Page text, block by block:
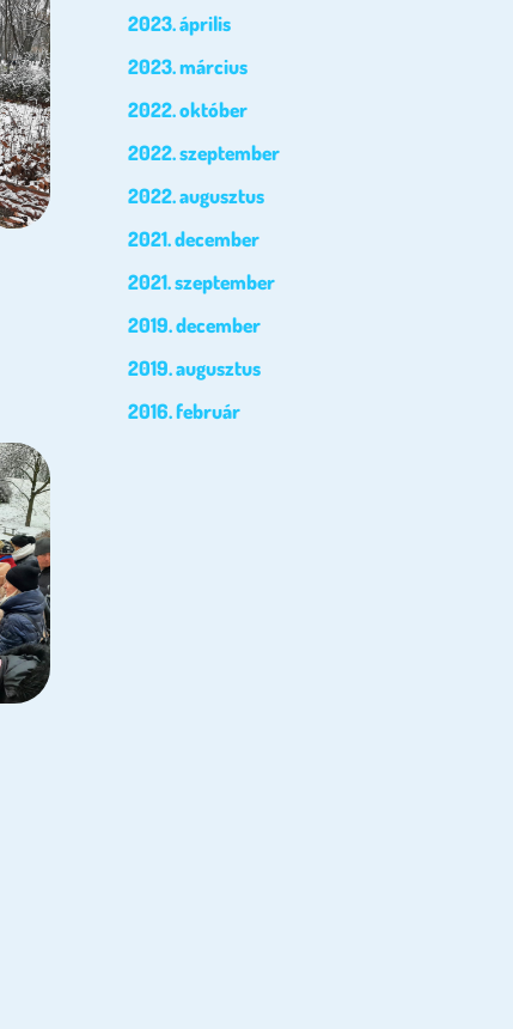
2023. április
2023. március
2022. október
2022. szeptember
2022. augusztus
2021. december
2021. szeptember
2019. december
2019. augusztus
2016. február